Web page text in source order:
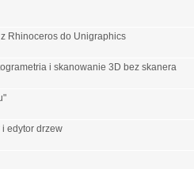
Rhinoceros do Unigraphics
i skanowanie 3D bez skanera
edytor drzew